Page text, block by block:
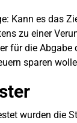
Kann es das
zu einer
für die
sparen
wurden die